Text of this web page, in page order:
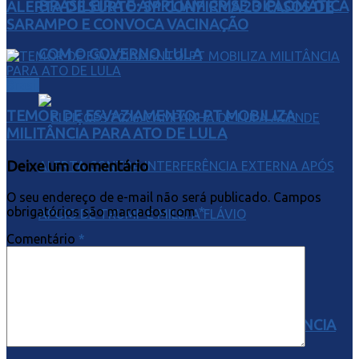
BRASILEIRA E AMPLIAM CRISE DIPLOMÁTICA
COM O GOVERNO LULA
ACENDE ALERTA CONTRA INTERFERÊNCIA
ALERTA DE SURTO: SP CONFIRMA 23 CASOS DE
SARAMPO E CONVOCA VACINAÇÃO
TEMOR DE ESVAZIAMENTO: PT MOBILIZA
MILITÂNCIA PARA ATO DE LULA
Deixe um comentário
O seu endereço de e-mail não será publicado. Campos
obrigatórios são marcados com*
Comentário *